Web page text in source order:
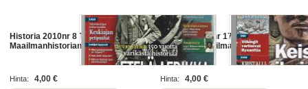
Historia 2010nr 8 Tieteen Kuvalehti
Maailmanhistorian ilmiöitä /
Hinta: 4,00 €
Historia 2008nr 17 Tieteen
Kuvalehti Maailmanhistorian
ilmiöitä /
Hinta: 4,00 €